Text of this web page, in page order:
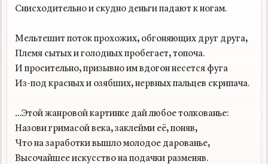
Снисходительно и скудно деньги падают к ногам.
Мельтешит поток прохожих, обгоняющих друг друга,
Племя сытых и голодных пробегает, топоча.
И просительно, призывно им вдогон несется фуга
Из-под красных и озябших, нервных пальцев скрипача.
…Этой жанровой картинке дай любое толкованье:
Назови гримасой века, заклейми её, поняв,
Что на заработки вышло молодое дарованье,
Высочайшее искусство на подачки разменяв.